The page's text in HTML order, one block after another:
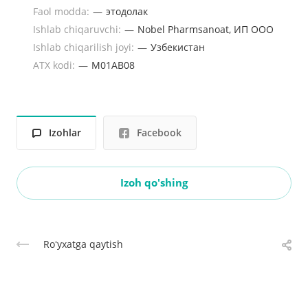
Faol modda: — этодолак
Ishlab chiqaruvchi: — Nobel Pharmsanoat, ИП ООО
Ishlab chiqarilish joyi: — Узбекистан
ATX kodi: — М01АВ08
Izohlar Facebook
Izoh qo'shing
Roʻyxatga qaytish